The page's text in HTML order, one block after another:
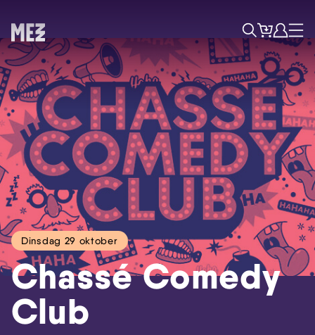
Skip navigatie
ZoekTicketsAccount
Menu
Dinsdag 29 oktober
Chassé Comedy
Club